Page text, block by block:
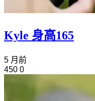
Kyle 身高165
5 月前
450 0